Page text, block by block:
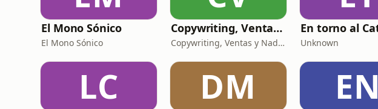
El Mono Sónico
El Mono Sónico
Copywriting, Ventas y Nada que perder
Copywriting, Ventas y Nada que Perder Unknown
LC DM EN